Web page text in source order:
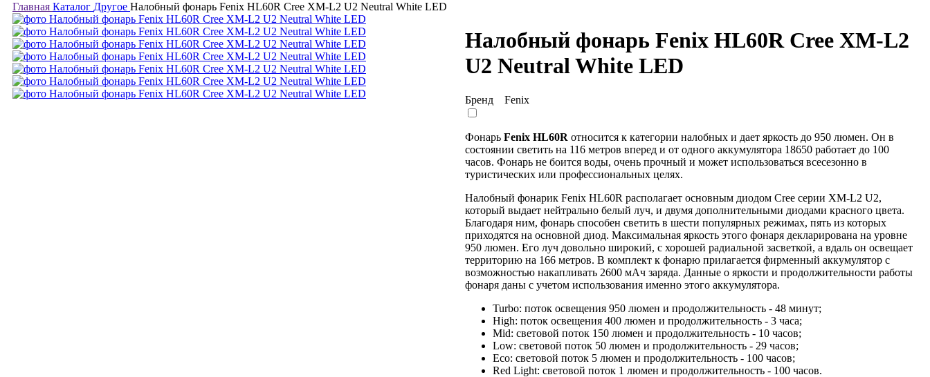
Главная Каталог Другое Налобный фонарь Fenix HL60R Cree XM-L2 U2 Neutral White LED
Налобный фонарь Fenix HL60R Cree XM-L2
U2 Neutral White LED
Бренд Fenix
Фонарь Fenix HL60R относится к категории налобных и дает яркость до 950 люмен. Он в
состоянии светить на 116 метров вперед и от одного аккумулятора 18650 работает до 100
часов. Фонарь не боится воды, очень прочный и может использоваться всесезонно в
туристических или профессиональных целях.
Налобный фонарик Fenix HL60R располагает основным диодом Cree серии XM-L2 U2,
который выдает нейтрально белый луч, и двумя дополнительными диодами красного цвета.
Благодаря ним, фонарь способен светить в шести популярных режимах, пять из которых
приходятся на основной диод. Максимальная яркость этого фонаря декларирована на уровне
950 люмен. Его луч довольно широкий, с хорошей радиальной засветкой, а вдаль он освещает
территорию на 166 метров. В комплект к фонарю прилагается фирменный аккумулятор с
возможностью накапливать 2600 мАч заряда. Данные о яркости и продолжительности работы
фонаря даны с учетом использования именно этого аккумулятора.
Turbo: поток освещения 950 люмен и продолжительность - 48 минут;
High: поток освещения 400 люмен и продолжительность - 3 часа;
Mid: световой поток 150 люмен и продолжительность - 10 часов;
Low: световой поток 50 люмен и продолжительность - 29 часов;
Eco: световой поток 5 люмен и продолжительность - 100 часов;
Red Light: световой поток 1 люмен и продолжительность - 100 часов.